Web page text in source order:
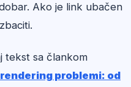
Ako je link ubačen
tekst sa člankom
problemi: od